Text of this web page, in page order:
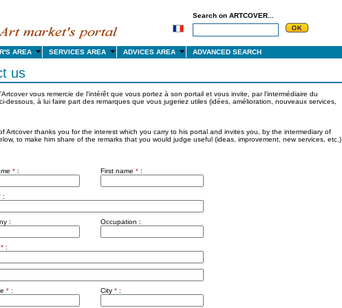
AREA SERVICES AREA ADVICES AREA ADVANCED SEARCH
Search on ARTCOVER...
us
vous remercie de l'intérêt que vous portez à son portail et vous invite, par l'intermédiaire du
dessous, à lui faire part des remarques que vous jugeriez utiles (idées, amélioration, nouveaux services,
Artcover thanks you for the interest which you carry to his portal and invites you, by the intermediary of
to make him share of the remarks that you would judge useful (ideas, improvement, new services, etc.)
* : First name * :
:
: Occupation :
* :
* : City * :